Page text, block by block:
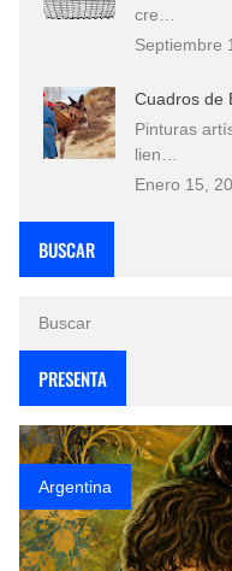
cre…
Septiembre
Cuadros de
Pinturas
lien…
Enero 15,
BUSCAR
PRESENTA
Argentina